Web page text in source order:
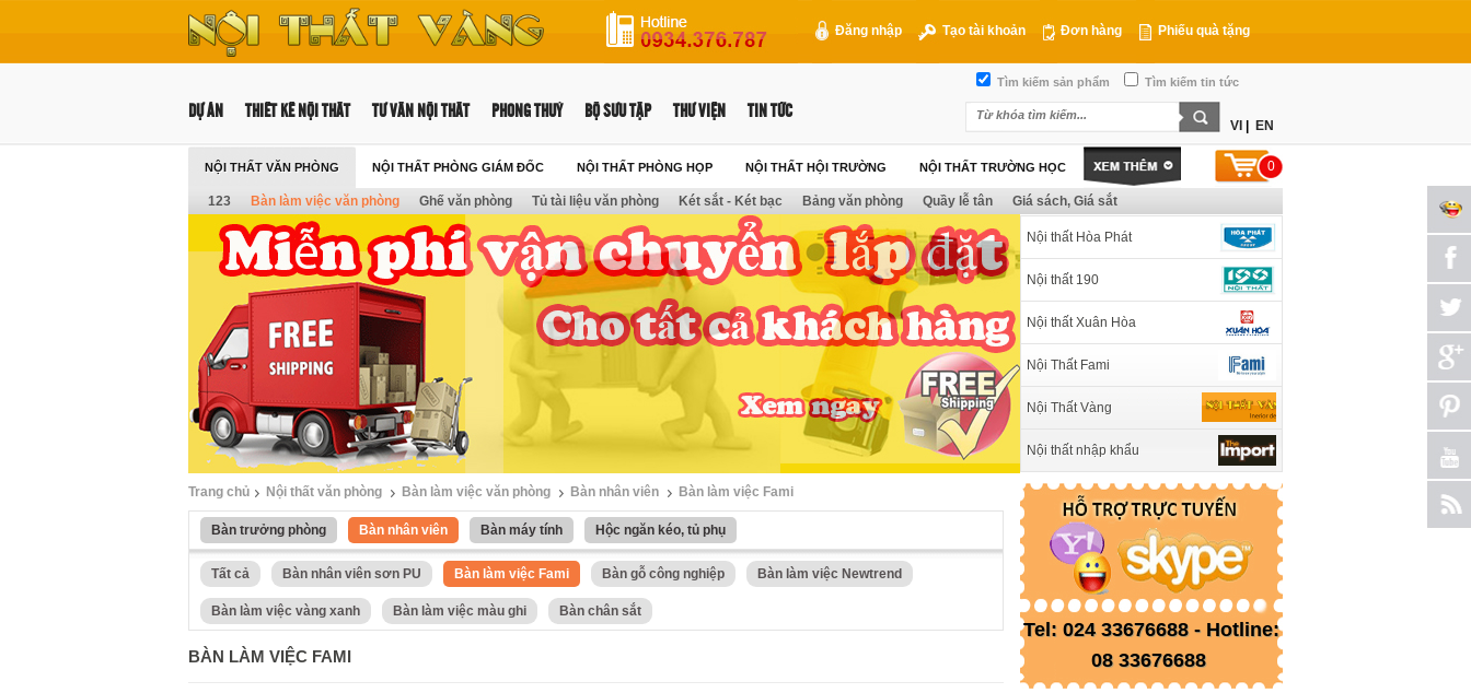
Đăng nhập Tạo tài khoản Đơn hàng Phiếu quà tặng
Tìm kiếm sản phẩm Tìm kiếm tin tức
DỰ ÁN THIẾT KẾ NỘI THẤT TƯ VẤN NỘI THẤT PHONG THUỶ BỘ SƯU TẬP THƯ VIỆN TIN TỨC
VI EN
NỘI THẤT VĂN PHÒNG NỘI THẤT PHÒNG GIÁM ĐỐC NỘI THẤT PHÒNG HỌP NỘI THẤT HỘI TRƯỜNG NỘI THẤT TRƯỜNG HỌC 0
123 Bàn làm việc văn phòng Ghế văn phòng Tủ tài liệu văn phòng Két sắt - Két bạc Bảng văn phòng Quầy lễ tân Giá sách, Giá sắt
Trang chủ Nội thất văn phòng Bàn làm việc văn phòng Bàn nhân viên Bàn làm việc Fami
Bàn trưởng phòng Bàn nhân viên Bàn máy tính Hộc ngăn kéo, tủ phụ
Tất cả Bàn nhân viên sơn PU Bàn làm việc Fami Bàn gỗ công nghiệp Bàn làm việc Newtrend
Bàn làm việc vàng xanh Bàn làm việc màu ghi Bàn chân sắt
BÀN LÀM VIỆC FAMI
Nội thất Hòa Phát
Nội thất 190
Nội thất Xuân Hòa
Nội Thất Fami
Nội Thất Vàng
Nội thất nhập khẩu
Tel: 024 33676688 - Hotline:
08 33676688